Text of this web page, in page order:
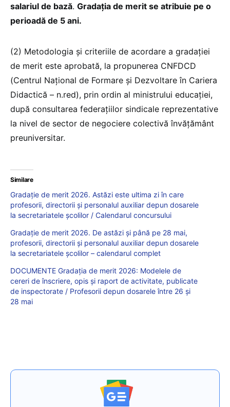
salariul de bază. Gradația de merit se atribuie pe o
perioadă de 5 ani.
(2) Metodologia și criteriile de acordare a gradației
de merit este aprobată, la propunerea CNFDCD
(Centrul Național de Formare și Dezvoltare în Cariera
Didactică – n.red), prin ordin al ministrului educației,
după consultarea federațiilor sindicale reprezentative
la nivel de sector de negociere colectivă învățământ
preuniversitar.
Similare
Gradație de merit 2026. Astăzi este ultima zi în care
profesorii, directorii și personalul auxiliar depun dosarele
la secretariatele școlilor / Calendarul concursului
Gradație de merit 2026. De astăzi și până pe 28 mai,
profesorii, directorii și personalul auxiliar depun dosarele
la secretariatele școlilor – calendarul complet
DOCUMENTE Gradația de merit 2026: Modelele de
cereri de înscriere, opis și raport de activitate, publicate
de inspectorate / Profesorii depun dosarele între 26 și
28 mai